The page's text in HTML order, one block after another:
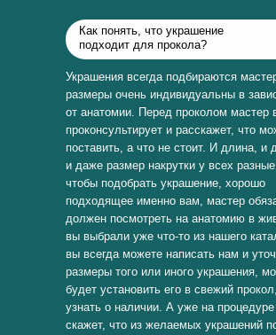
Как понять, что украшение
подходит для прокола?
Украшения всегда подбираются
размеры очень индивидуальны в
от анатомии. Перед проколом мастер
проконсультирует и расскажет, что
поставить, а что не стоит. И длина, и
и даже размер накрутки у всех
чтобы подобрать украшение, хорошо
подходящее именно вам, мастер
должен посмотреть на анатомию в
вы выбрали уже что-то из нашего
вы всегда можете написать нам и
размеры того или иного украшения,
будет установить его в свежий
узнать о наличии. А уже на
скажет, что из желаемых украшений